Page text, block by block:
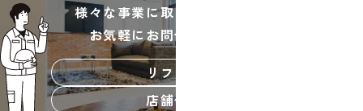
様々な事業に取り組んでいます。
お気軽にお問合せください。
リフォーム
店舗付住宅